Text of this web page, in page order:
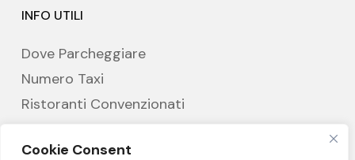
Cookie Consent
INFO UTILI
Dove Parcheggiare
Numero Taxi
Ristoranti Convenzionati
Hotel Partner